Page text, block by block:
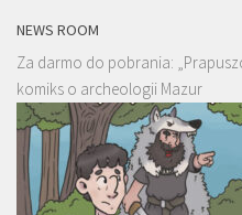
NEWS ROOM
Za darmo do pobrania:
komiks o archeologii Mazur